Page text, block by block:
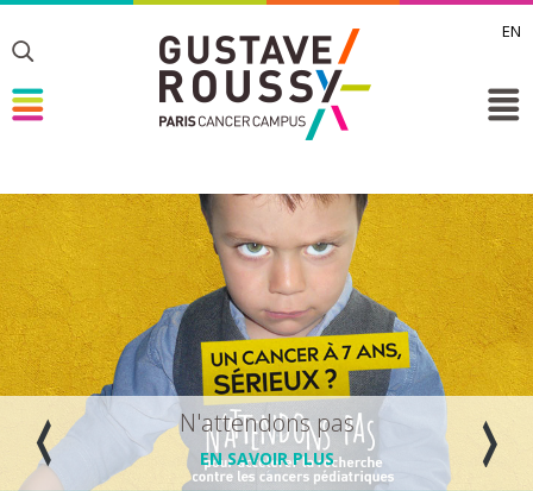
EN
Toggle
Toggle
Toggle
N'attendons pas
EN SAVOIR PLUS
Prev